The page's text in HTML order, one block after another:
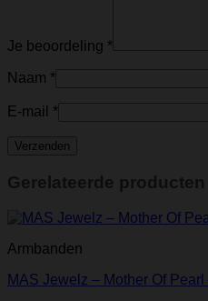
Je beoordeling *
Naam *
E-mail *
Gerelateerde producten
Armbanden
MAS Jewelz – Mother Of Pearl